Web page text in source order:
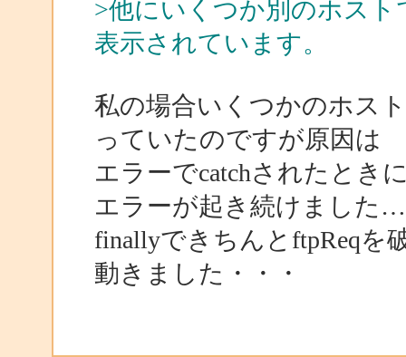
>他にいくつか別のホス
表示されています。
私の場合いくつかのホス
っていたのですが原因は
エラーでcatchされたとき
エラーが起き続けました…
finallyできちんとftpReqを
動きました・・・